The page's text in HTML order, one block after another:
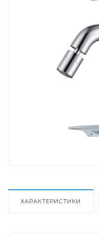
ХАРАКТЕРИСТИКИ